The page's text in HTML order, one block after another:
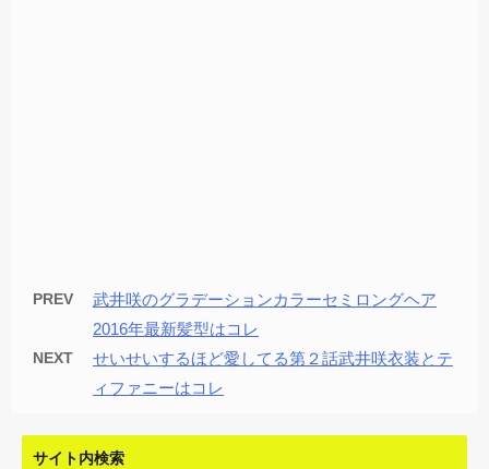
PREV
武井咲のグラデーションカラーセミロングヘア
2016年最新髪型はコレ
NEXT
せいせいするほど愛してる第２話武井咲衣装とテ
ィファニーはコレ
サイト内検索